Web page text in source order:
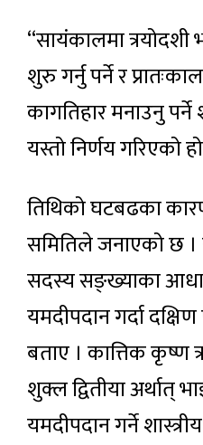
“सायंकालमा
शुरु गर्नु पर्ने र
कागतिहार मनाउनु पर्ने
यस्तो निर्णय गरिएको
तिथिको घटबढका
समितिले जनाएको छ ।
सदस्य सङ्ख्याका
यमदीपदान गर्दा
बताए । कात्तिक कृष्ण
शुक्ल द्वितीया अर्थात्
यमदीपदान गर्ने